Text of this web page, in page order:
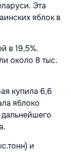
Эта
яблок в
в 19,5%.
около 8 тыс.
купила 6,6
яблоко
и